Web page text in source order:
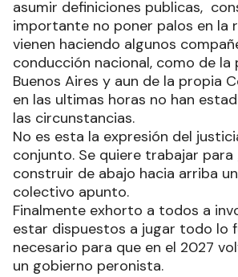
asumir definiciones publicas,
importante no poner palos en la
vienen haciendo algunos
conducción nacional, como de la
Buenos Aires y aun de la propia
en las ultimas horas no han
las circunstancias.
No es esta la expresión del
conjunto. Se quiere trabajar para
construir de abajo hacia arriba
colectivo apunto.
Finalmente exhorto a todos a
estar dispuestos a jugar todo lo
necesario para que en el 2027
un gobierno peronista.